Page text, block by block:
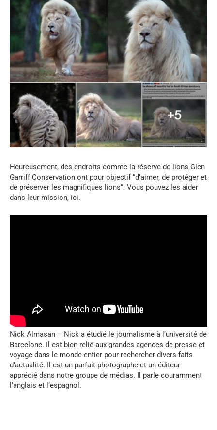
Heureusement, des endroits comme la réserve de lions Glen
Garriff Conservation ont pour objectif “d’aimer, de protéger et
de préserver les magnifiques lions”. Vous pouvez les aider
dans leur mission, ici.
Nick Almasan – Nick a étudié le journalisme à l’université de
Barcelone. Il est bien relié aux grandes agences de presse et
voyage dans le monde entier pour rechercher divers faits
d’actualité. Il est un parfait photographe et un éditeur
apprécié dans notre groupe de médias. Il parle couramment
l’anglais et l’espagnol.